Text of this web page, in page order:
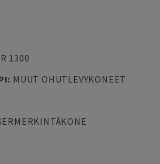
1300
: MUUT OHUTLEVYKONEET